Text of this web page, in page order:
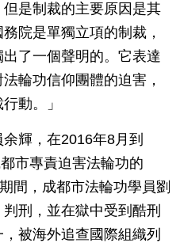
是制裁的主要原因是其
院是單獨立項的制裁，
了一個聲明的。它表達
輪功信仰團體的迫害，
動。」
輝，在2016年8月到
市專責迫害法輪功的
間，成都市法輪功學員劉
刑，並在獄中受到酷刑
被海外追查國際組織列